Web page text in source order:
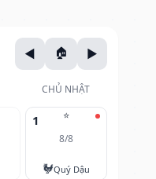
CHỦ NHẬT
⭐
1
8/8
🐓Quý Dậu